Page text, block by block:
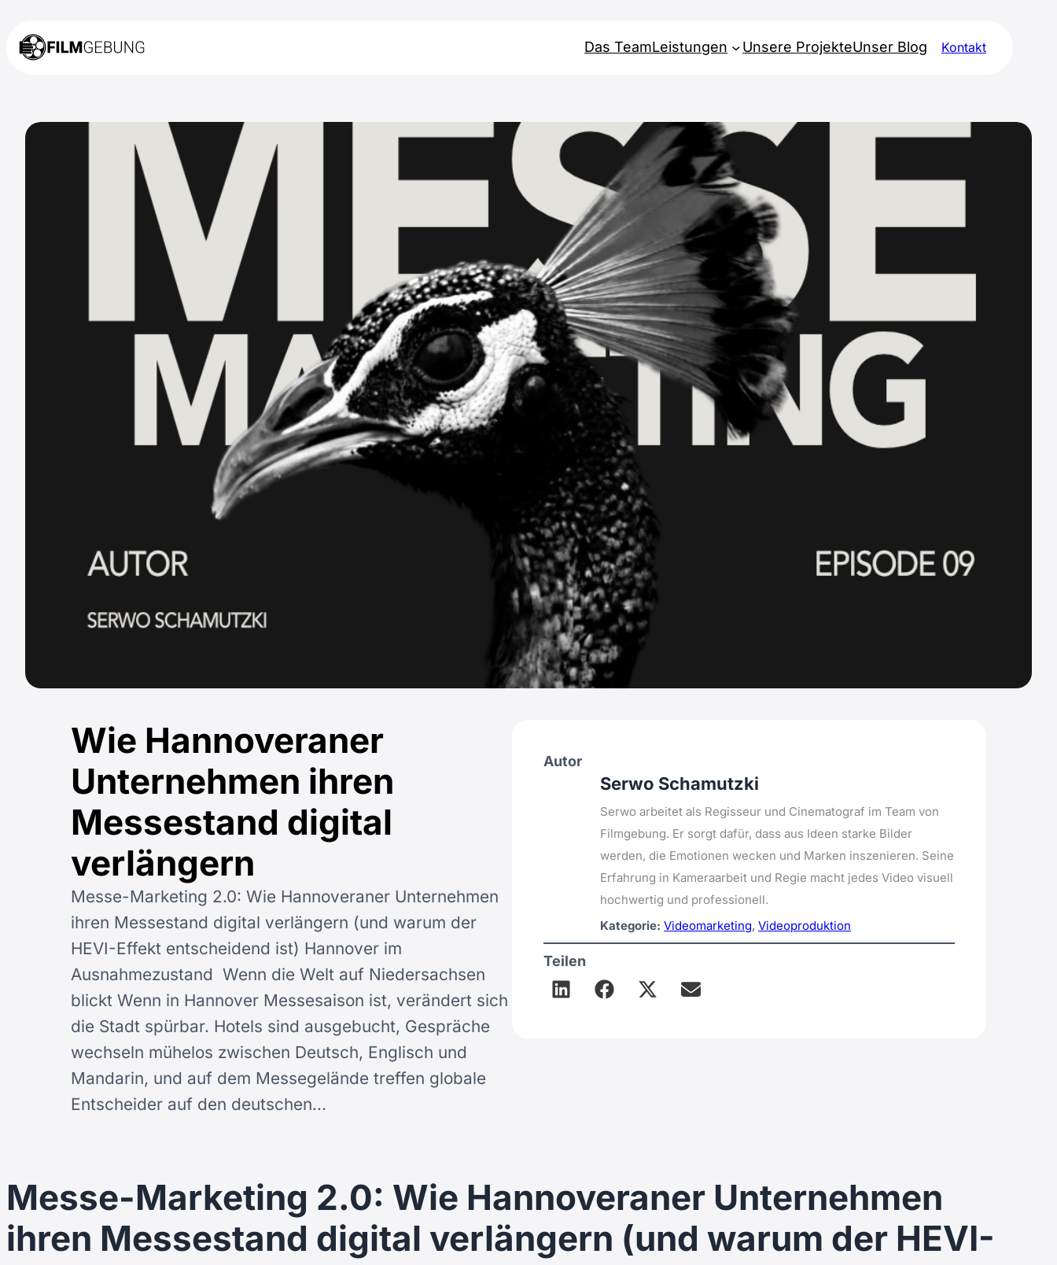
Das TeamLeistungen Unsere ProjekteUnser Blog Kontakt
Wie Hannoveraner
Unternehmen ihren
Messestand digital
verlängern
Messe-Marketing 2.0: Wie Hannoveraner Unternehmen
ihren Messestand digital verlängern (und warum der
HEVI-Effekt entscheidend ist) Hannover im
Ausnahmezustand Wenn die Welt auf Niedersachsen
blickt Wenn in Hannover Messesaison ist, verändert sich
die Stadt spürbar. Hotels sind ausgebucht, Gespräche
wechseln mühelos zwischen Deutsch, Englisch und
Mandarin, und auf dem Messegelände treffen globale
Entscheider auf den deutschen…
Autor
Serwo Schamutzki
Serwo arbeitet als Regisseur und Cinematograf im Team von
Filmgebung. Er sorgt dafür, dass aus Ideen starke Bilder
werden, die Emotionen wecken und Marken inszenieren. Seine
Erfahrung in Kameraarbeit und Regie macht jedes Video visuell
hochwertig und professionell.
Kategorie: Videomarketing,Videoproduktion
Teilen
Messe-Marketing 2.0: Wie Hannoveraner Unternehmen
ihren Messestand digital verlängern (und warum der HEVI-